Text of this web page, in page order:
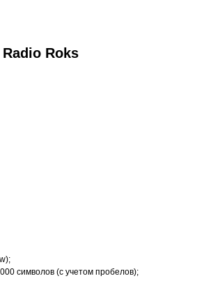
Roks
символов (с учетом пробелов);